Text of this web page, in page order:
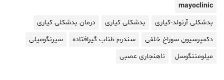
mayoclinic
بدشکلی آرنولد-کیاری
بدشکلی کیاری
درمان بدشکلی کیاری
دکمپرسیون سوراخ خلفی
سندرم طناب گیرافتاده
سیرنگومیلی
میلومننگوسل
ناهنجاری عصبی